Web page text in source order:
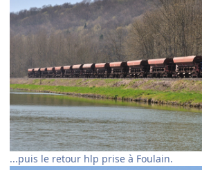
...puis le retour hlp prise à Foulain.